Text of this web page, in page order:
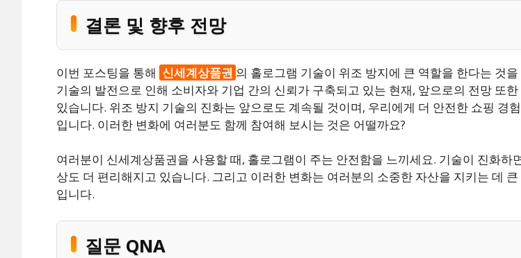
결론 및 향후 전망
이번 포스팅을 통해 신세계상품권 의 홀로그램 기술이 위조 방지에 큰 역할을 한다는 것
기술의 발전으로 인해 소비자와 기업 간의 신뢰가 구축되고 있는 현재, 앞으로의 전망 또
있습니다. 위조 방지 기술의 진화는 앞으로도 계속될 것이며, 우리에게 더 안전한 쇼핑 경
입니다. 이러한 변화에 여러분도 함께 참여해 보시는 것은 어떨까요?
여러분이 신세계상품권을 사용할 때, 홀로그램이 주는 안전함을 느끼세요. 기술이 진화하
상도 더 편리해지고 있습니다. 그리고 이러한 변화는 여러분의 소중한 자산을 지키는 데 큰
입니다.
질문 QNA